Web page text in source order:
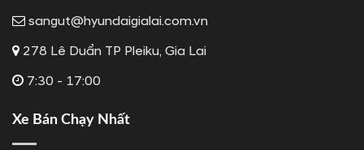
sangut@hyundaigialai.com.vn
278 Lê Duẩn TP Pleiku, Gia Lai
7:30 - 17:00
Xe Bán Chạy Nhất